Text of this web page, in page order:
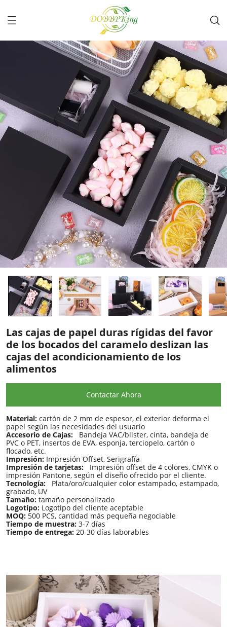
Las cajas de papel duras rígidas del favor
de los bocados del caramelo deslizan las
cajas del acondicionamiento de los
alimentos
Contactar Ahora
Material: cartón de 2 mm de espesor, el exterior deforma el
papel según las necesidades del usuario
Accesorio de Cajas:
Bandeja VAC/blister, cinta, bandeja de
PVC o PET, insertos de EVA, esponja, terciopelo, cartón o
flocado, etc.
Impresión: Impresión Offset, Serigrafía
Impresión de tarjetas:
Impresión offset de 4 colores, CMYK o
impresión Pantone, según el diseño ofrecido por el cliente.
Tecnología:
Plata/oro/cualquier color estampado, estampado,
grabado, UV
Tamaño: tamaño personalizado
Logotipo: Logotipo del cliente aceptable
MOQ: 500 PCS, cantidad más pequeña negociable
Tiempo de muestra: 3-7 días
Tiempo de entrega: 20-30 días laborables